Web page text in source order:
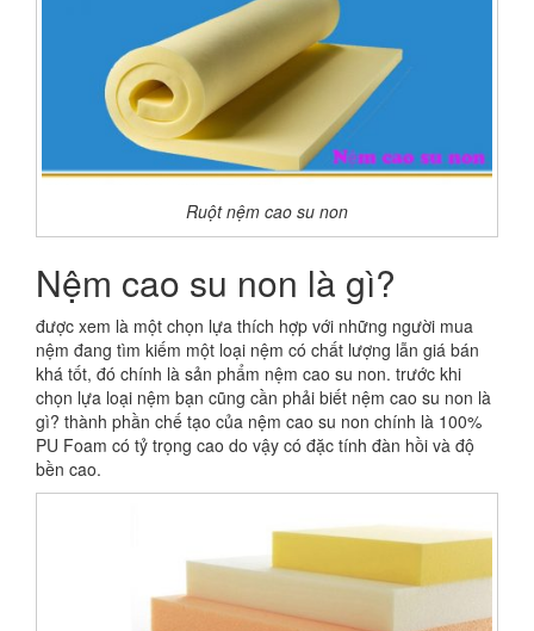
Ruột nệm cao su non
Nệm cao su non là gì?
được xem là một chọn lựa thích hợp với những người mua
nệm đang tìm kiếm một loại nệm có chất lượng lẫn giá bán
khá tốt, đó chính là sản phẩm nệm cao su non. trước khi
chọn lựa loại nệm bạn cũng cần phải biết nệm cao su non là
gì? thành phần chế tạo của nệm cao su non chính là 100%
PU Foam có tỷ trọng cao do vậy có đặc tính đàn hồi và độ
bền cao.